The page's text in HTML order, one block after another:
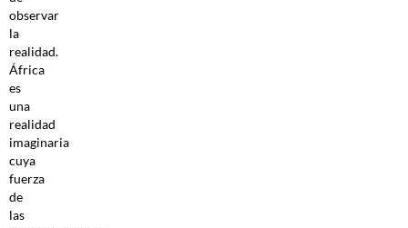
observar
la
realidad.
África
es
una
realidad
imaginaria
cuya
fuerza
de
las